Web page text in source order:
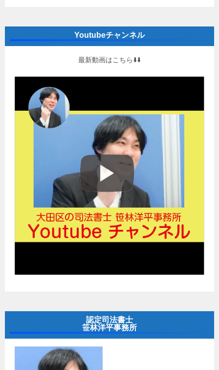
Youtubeチャンネル
最新動画はこちら⬇️⬇️
認定司法書士
笹林洋平事務所